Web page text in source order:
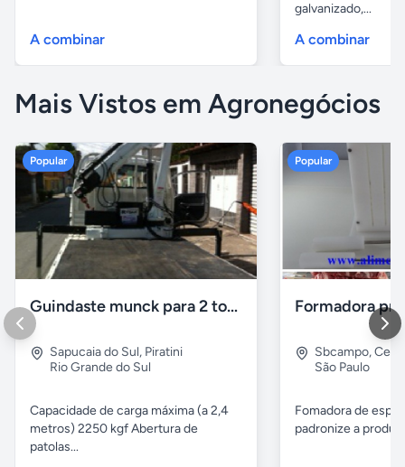
A combinar
galvanizado,...
A combinar
Mais Vistos em Agronegócios
Popular
Guindaste munck para 2 toneladas
Sapucaia do Sul, Piratini
Rio Grande do Sul
Capacidade de carga máxima (a 2,4
metros) 2250 kgf Abertura de
patolas...
Popular
Sbcampo,
São Paulo
Fomadora de
padronize a